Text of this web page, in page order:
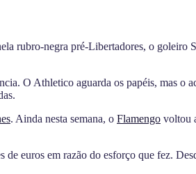
rubro-negra pré-Libertadores, o goleiro
O Athletico aguarda os papéis, mas o
. Ainda nesta semana, o Flamengo voltou
euros em razão do esforço que fez.